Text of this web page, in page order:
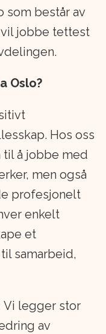
i Bauda-
og
hos oss
kjønn,
eller etnisk
legger vekt
som består av
jobbe tettest
Oslo?
Hos oss
å jobbe med
men også
profesjonelt
enkelt
et
samarbeid,
Vi legger stor
av